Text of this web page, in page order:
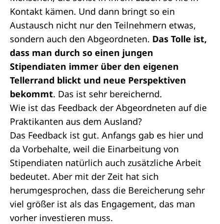
Kontakt kämen. Und dann bringt so ein
Austausch nicht nur den Teilnehmern etwas,
sondern auch den Abgeordneten. Das Tolle ist,
dass man durch so einen jungen
Stipendiaten immer über den eigenen
Tellerrand blickt und neue Perspektiven
bekommt. Das ist sehr bereichernd.
Wie ist das Feedback der Abgeordneten auf die
Praktikanten aus dem Ausland?
Das Feedback ist gut. Anfangs gab es hier und
da Vorbehalte, weil die Einarbeitung von
Stipendiaten natürlich auch zusätzliche Arbeit
bedeutet. Aber mit der Zeit hat sich
herumgesprochen, dass die Bereicherung sehr
viel größer ist als das Engagement, das man
vorher investieren muss.